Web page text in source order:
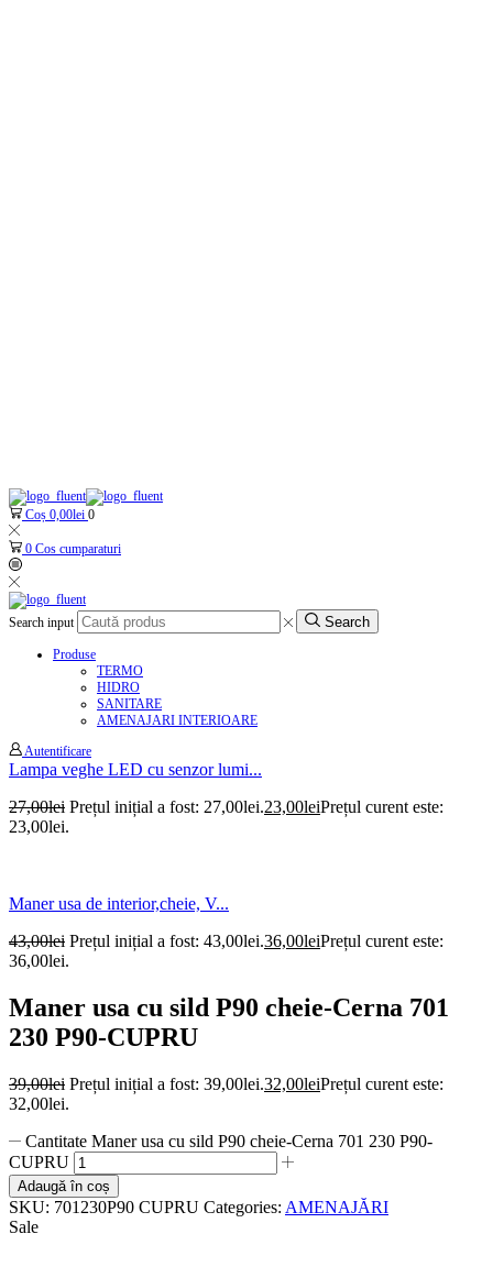
Coș 0,00lei 0
0 Cos cumparaturi
Search input Search
Produse
TERMO
HIDRO
SANITARE
AMENAJARI INTERIOARE
Autentificare
Lampa veghe LED cu senzor lumi...
27,00lei Prețul inițial a fost: 27,00lei.23,00leiPrețul curent este:
23,00lei.
Maner usa de interior,cheie, V...
43,00lei Prețul inițial a fost: 43,00lei.36,00leiPrețul curent este:
36,00lei.
Maner usa cu sild P90 cheie-Cerna 701
230 P90-CUPRU
39,00lei Prețul inițial a fost: 39,00lei.32,00leiPrețul curent este:
32,00lei.
Cantitate Maner usa cu sild P90 cheie-Cerna 701 230 P90-
CUPRU
Adaugă în coș
SKU: 701230P90 CUPRU Categories: AMENAJĂRI
Sale